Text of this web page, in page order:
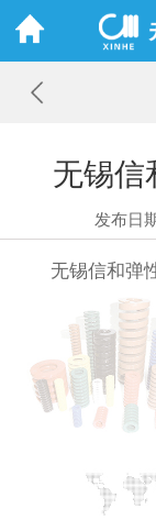
无锡信
发布日
无锡信和弹